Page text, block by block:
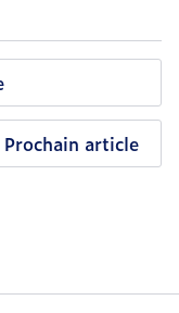
Prochain article